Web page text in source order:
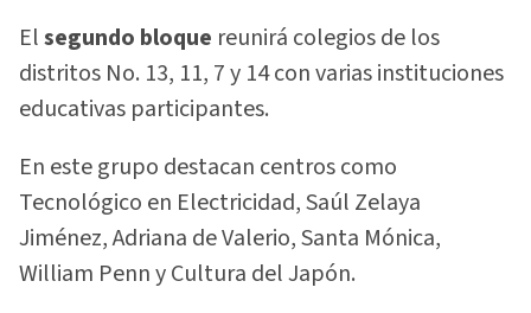
Elsegundo bloque reunirá colegios de los
distritos No. 13, 11, 7 y 14 con varias instituciones
educativas participantes.
En este grupo destacan centros como
Tecnológico en Electricidad, Saúl Zelaya
Jiménez, Adriana de Valerio, Santa Mónica,
William Penn y Cultura del Japón.